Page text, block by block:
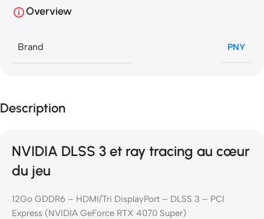
Overview
Brand PNY
Description
NVIDIA DLSS 3 et ray tracing au cœur
du jeu
12Go GDDR6 – HDMI/Tri DisplayPort – DLSS 3 – PCI
Express (NVIDIA GeForce RTX 4070 Super)